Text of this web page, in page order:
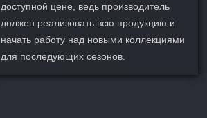
доступной цене, ведь производитель
должен реализовать всю продукцию и
начать работу над новыми коллекциями
для последующих сезонов.